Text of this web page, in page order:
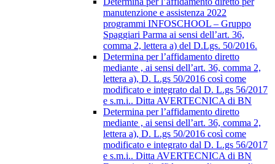
manutenzione e assistenza 2022
programmi INFOSCHOOL – Gruppo
Spaggiari Parma ai sensi dell’art. 36,
comma 2, lettera a) del D.Lgs. 50/2016.
Determina per l’affidamento diretto
mediante , ai sensi dell’art. 36, comma 2,
lettera a), D. L.gs 50/2016 così come
modificato e integrato dal D. L.gs 56/2017
e s.m.i.. Ditta AVERTECNICA di BN
Determina per l’affidamento diretto
mediante , ai sensi dell’art. 36, comma 2,
lettera a), D. L.gs 50/2016 così come
modificato e integrato dal D. L.gs 56/2017
e s.m.i.. Ditta AVERTECNICA di BN